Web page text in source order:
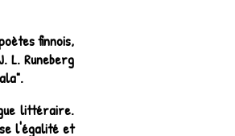
finnois,
L. Runeberg
littéraire.
l'égalité et